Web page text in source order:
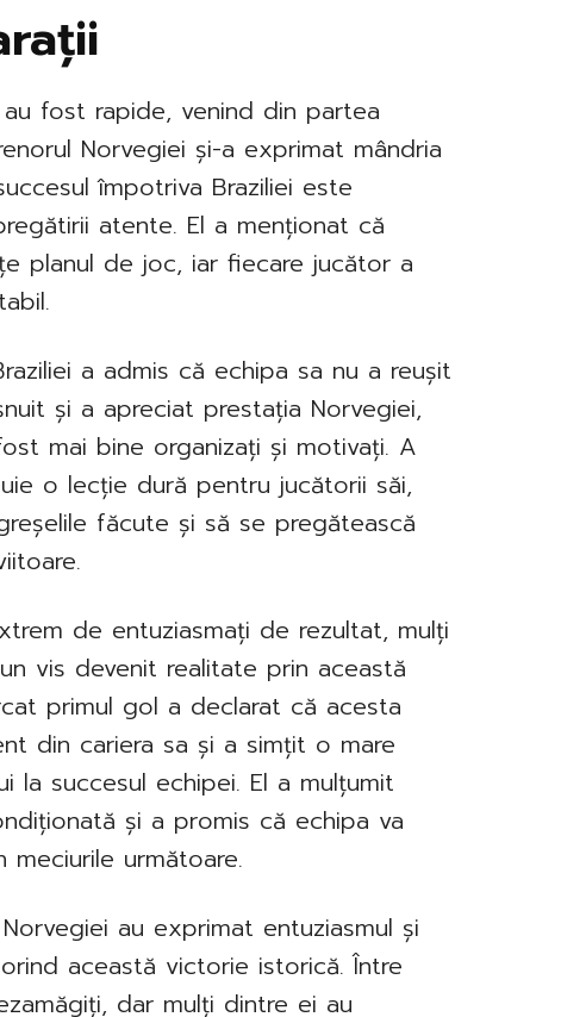
fost rapide, venind din partea
Norvegiei și-a exprimat mândria
împotriva Braziliei este
atente. El a menționat că
planul de joc, iar fiecare jucător a
a admis că echipa sa nu a reușit
și a apreciat prestația Norvegiei,
mai bine organizați și motivați. A
o lecție dură pentru jucătorii săi,
făcute și să se pregătească
de entuziasmați de rezultat, mulți
vis devenit realitate prin această
primul gol a declarat că acesta
din cariera sa și a simțit o mare
la succesul echipei. El a mulțumit
și a promis că echipa va
următoare.
au exprimat entuziasmul și
această victorie istorică. Între
dar mulți dintre ei au